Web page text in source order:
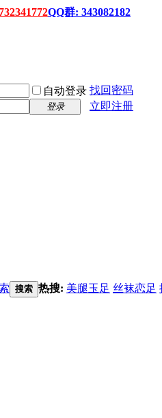
QQ群: 343082182
自动登录 找回密码
登录
立即注册
搜索 热搜: 美腿玉足 丝袜恋足